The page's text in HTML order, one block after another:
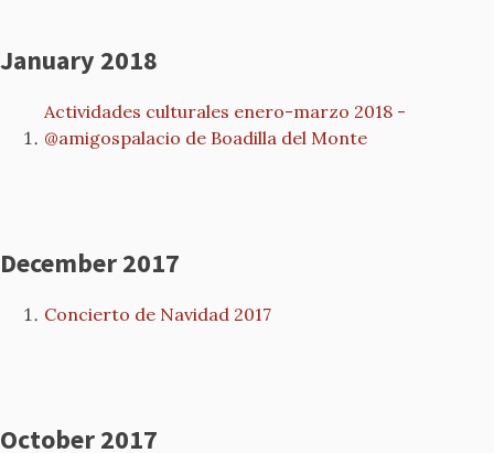
January 2018
Actividades culturales enero-marzo 2018 -
@amigospalacio de Boadilla del Monte
December 2017
Concierto de Navidad 2017
October 2017